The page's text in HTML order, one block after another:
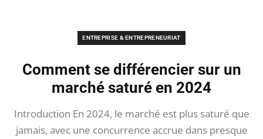
ENTREPRISE & ENTREPRENEURIAT
Comment se différencier sur un
marché saturé en 2024
Introduction En 2024, le marché est plus saturé que
jamais, avec une concurrence accrue dans presque